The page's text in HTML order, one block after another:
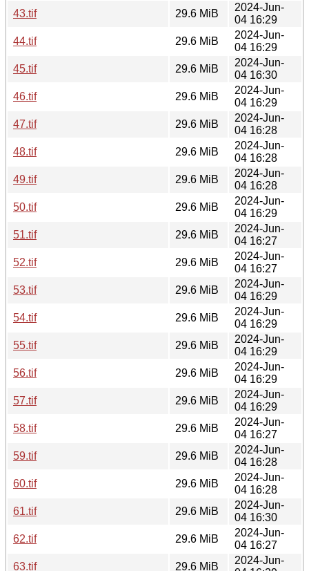
43.tif
29.6 MiB
2024-Jun-
04 16:29
44.tif
29.6 MiB
2024-Jun-
04 16:29
45.tif
29.6 MiB
2024-Jun-
04 16:30
46.tif
29.6 MiB
2024-Jun-
04 16:29
47.tif
29.6 MiB
2024-Jun-
04 16:28
48.tif
29.6 MiB
2024-Jun-
04 16:28
49.tif
29.6 MiB
2024-Jun-
04 16:28
50.tif
29.6 MiB
2024-Jun-
04 16:29
51.tif
29.6 MiB
2024-Jun-
04 16:27
52.tif
29.6 MiB
2024-Jun-
04 16:27
53.tif
29.6 MiB
2024-Jun-
04 16:29
54.tif
29.6 MiB
2024-Jun-
04 16:29
55.tif
29.6 MiB
2024-Jun-
04 16:29
56.tif
29.6 MiB
2024-Jun-
04 16:29
57.tif
29.6 MiB
2024-Jun-
04 16:29
58.tif
29.6 MiB
2024-Jun-
04 16:27
59.tif
29.6 MiB
2024-Jun-
04 16:28
60.tif
29.6 MiB
2024-Jun-
04 16:28
61.tif
29.6 MiB
2024-Jun-
04 16:30
62.tif
29.6 MiB
2024-Jun-
04 16:27
63.tif
29.6 MiB
2024-Jun-